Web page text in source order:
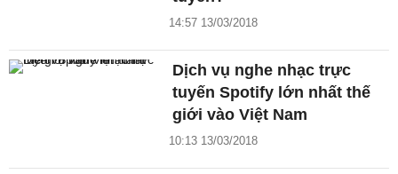
14:57 13/03/2018
Dịch vụ nghe nhạc trực
tuyến Spotify lớn nhất thế
giới vào Việt Nam
10:13 13/03/2018